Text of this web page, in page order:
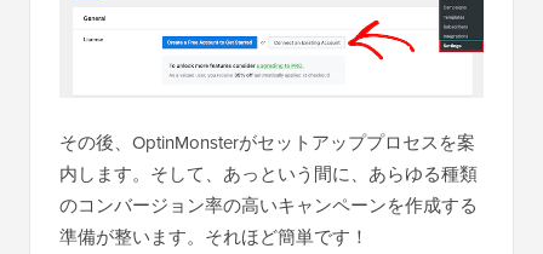
その後、OptinMonsterがセットアッププロセスを案
内します。そして、あっという間に、あらゆる種類
のコンバージョン率の高いキャンペーンを作成する
準備が整います。それほど簡単です！